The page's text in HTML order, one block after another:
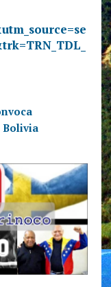
Bolivia